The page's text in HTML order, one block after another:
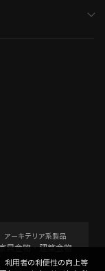
アーキテリア系製品
具金物・建築金物
利用者の利便性の向上等